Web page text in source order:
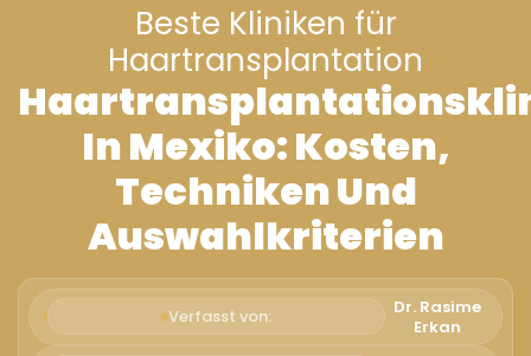
Français
Deutsch
Português
Español
Türkçe
Română
Beste Kliniken für
Haartransplantation
In Mexiko: Kosten,
Techniken Und
Auswahlkriterien
Verfasst von:
Dr. Rasime
Erkan